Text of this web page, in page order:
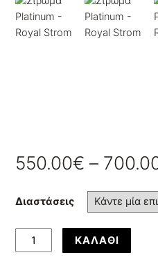
550.00€ –
Διαστάσεις
Στρώμα
Platinum
ΚΑΛΆΘΙ